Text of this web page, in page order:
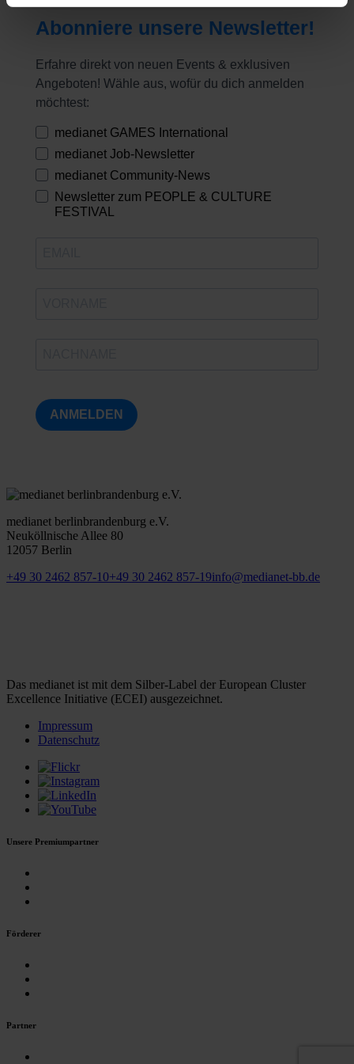
Abonniere unsere Newsletter!
Erfahre direkt von neuen Events & exklusiven
Angeboten! Wähle aus, wofür du dich anmelden
möchtest:
medianet GAMES International
medianet Job-Newsletter
medianet Community-News
Newsletter zum PEOPLE & CULTURE
FESTIVAL
ANMELDEN
medianet berlinbrandenburg e.V.
Neuköllnische Allee 80
12057 Berlin
+49 30 2462 857-10+49 30 2462 857-19info@medianet-bb.de
Das medianet ist mit dem Silber-Label der European Cluster
Excellence Initiative (ECEI) ausgezeichnet.
Impressum
Datenschutz
Unsere Premiumpartner
Förderer
Partner